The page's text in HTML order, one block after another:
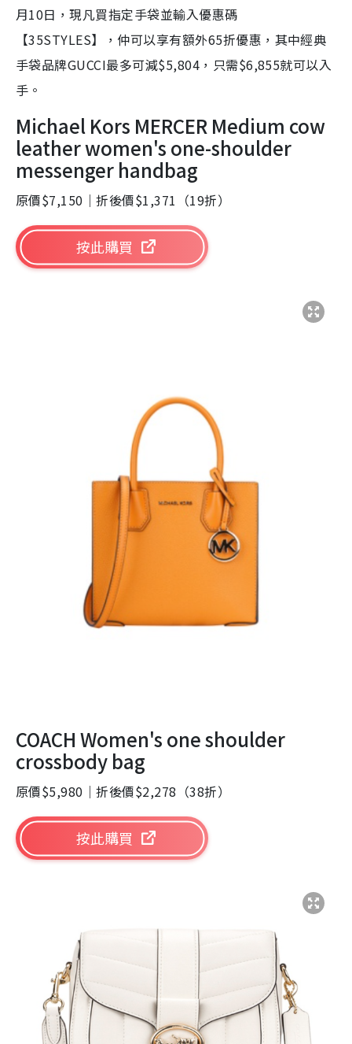
月10日，現凡買指定手袋並輸入優惠碼
【35STYLES】，仲可以享有額外65折優惠，其中經典
手袋品牌GUCCI最多可減$5,804，只需$6,855就可以入
手。
Michael Kors MERCER Medium cow
leather women's one-shoulder
messenger handbag
原價$7,150｜折後價$1,371（19折）
按此購買
COACH Women's one shoulder
crossbody bag
原價$5,980｜折後價$2,278（38折）
按此購買